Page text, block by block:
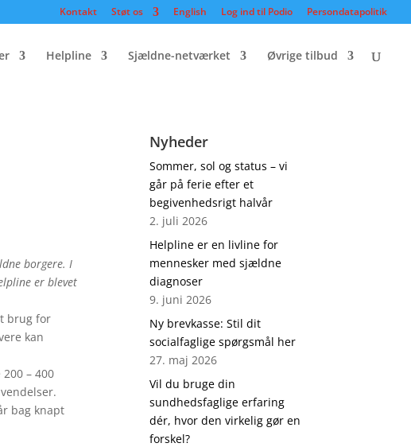
Kontakt Støt os English Log ind til Podio Persondatapolitik
Helpline Sjældne-netværket Øvrige tilbud
borgere. I
er blevet
brug for
kan
– 400
bag knapt
Nyheder
Sommer, sol og status – vi
går på ferie efter et
begivenhedsrigt halvår
2. juli 2026
Helpline er en livline for
mennesker med sjældne
diagnoser
9. juni 2026
Ny brevkasse: Stil dit
socialfaglige spørgsmål her
27. maj 2026
Vil du bruge din
sundhedsfaglige erfaring
dér, hvor den virkelig gør en
forskel?